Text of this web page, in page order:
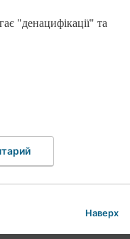
"денацифікації" та
Наверх